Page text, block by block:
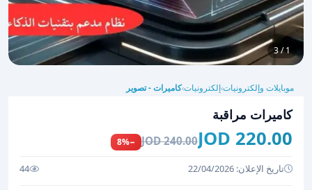
1 / 3
موبايلات وإلكترونيات›إلكترونيات›كاميرات - تصوير
كاميرات مراقبة
220.00 JOD
240.00 JOD
−8%
تاريخ الإعلان: 22/04/2026 44